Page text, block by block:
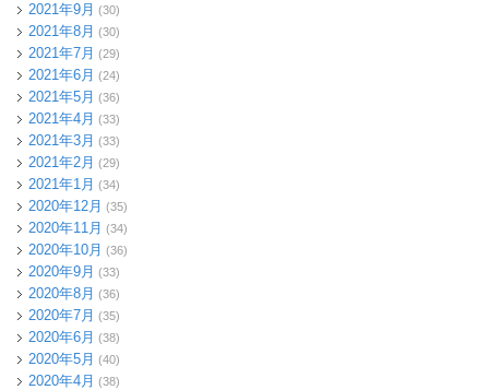
2021年9月 (30)
2021年8月 (30)
2021年7月 (29)
2021年6月 (24)
2021年5月 (36)
2021年4月 (33)
2021年3月 (33)
2021年2月 (29)
2021年1月 (34)
2020年12月 (35)
2020年11月 (34)
2020年10月 (36)
2020年9月 (33)
2020年8月 (36)
2020年7月 (35)
2020年6月 (38)
2020年5月 (40)
2020年4月 (38)